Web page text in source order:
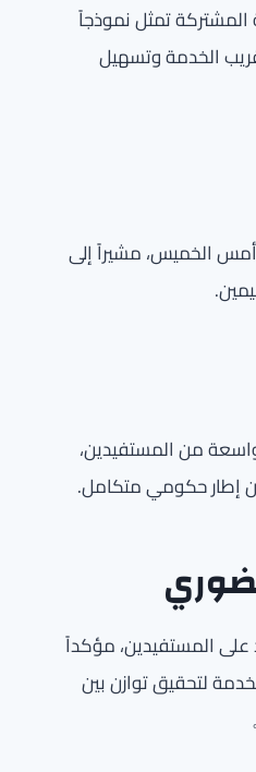
المشتركة تمثل نموذجاً
الخدمة وتسهيل
الخميس، مشيراً إلى
من المستفيدين،
إطار حكومي متكامل.
المستفيدين، مؤكداً
لتحقيق توازن بين